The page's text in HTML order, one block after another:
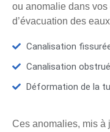
ou anomalie dans
d’évacuation des
Canalisation
Canalisation
Déformation de la
Ces anomalies, mis à